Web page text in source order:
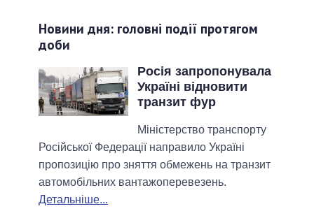
Новини дня: головні події протягом
доби
Росія запропонувала
Україні відновити
транзит фур
Міністерство транспорту
Російської Федерації направило Україні
пропозицію про зняття обмежень на транзит
автомобільних вантажоперевезень.
Детальніше...